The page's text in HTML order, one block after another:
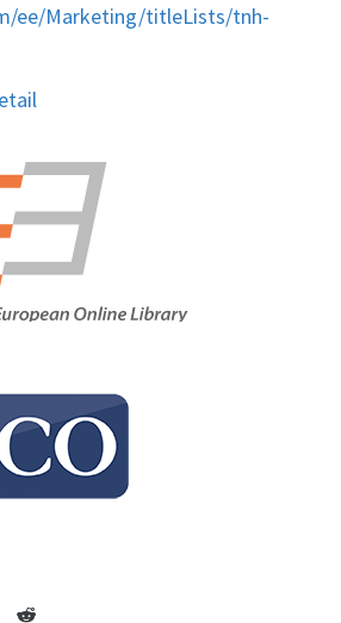
ee/Marketing/titleLists/tnh-